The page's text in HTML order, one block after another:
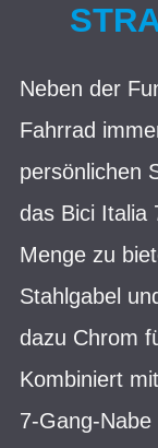
Neben der
Fahrrad
persönlichen
das Bici Italia
Menge zu
Stahlgabel
dazu Chrom
Kombiniert
7-Gang-